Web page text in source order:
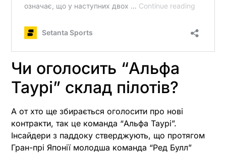
Чи оголосить “Альфа
Таурі” склад пілотів?
А от хто ще збирається оголосити про нові
контракти, так це команда “Альфа Таурі”.
Інсайдери з паддоку стверджують, що протягом
Гран-прі Японії молодша команда “Ред Булл”